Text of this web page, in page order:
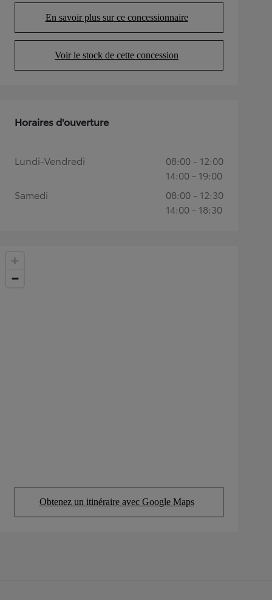
En savoir plus sur ce concessionnaire
(Opens in new tab)
Voir le stock de cette concession
(Opens in new tab)
Obtenez un itinéraire avec Google Maps
(Opens in new tab)
Horaires d'ouverture
Lundi-Vendredi
08:00 - 12:00
14:00 - 19:00
Samedi
08:00 - 12:30
14:00 - 18:30